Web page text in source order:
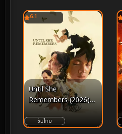
6.1
Until She
Remembers (2026)
จนกว่าเธอจะจําได้
ซับไทย